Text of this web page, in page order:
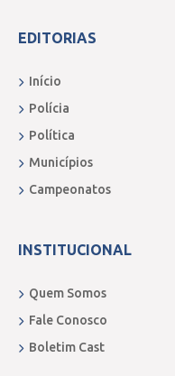
EDITORIAS
Início
Polícia
Política
Municípios
Campeonatos
INSTITUCIONAL
Quem Somos
Fale Conosco
Boletim Cast